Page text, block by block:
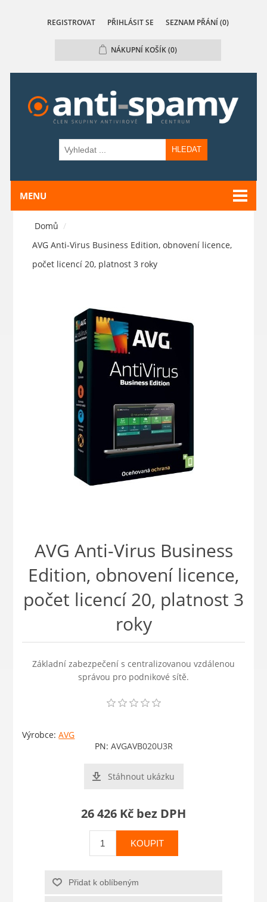
REGISTROVAT PŘIHLÁSIT SE SEZNAM PŘÁNÍ (0)
NÁKUPNÍ KOŠÍK(0)
HLEDAT
MENU
Domů /
AVG Anti-Virus Business Edition, obnovení licence,
počet licencí 20, platnost 3 roky
AVG Anti-Virus Business
Edition, obnovení licence,
počet licencí 20, platnost 3
roky
Základní zabezpečení s centralizovanou vzdálenou
správou pro podnikové sítě.
Výrobce: AVG
PN: AVGAVB020U3R
Stáhnout ukázku
26 426 Kč bez DPH
KOUPIT
Přidat k oblíbeným